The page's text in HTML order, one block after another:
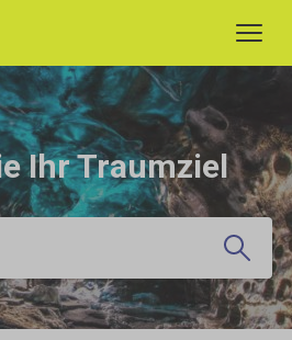
Ihr Traumziel